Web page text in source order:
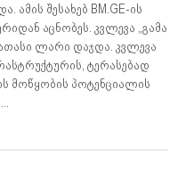
ამის შესახებ BM.GE-ის
აცნობეს. კვლევა „გამა
ლარი დაჯდა. კვლევა
ტერასებად
მოწყობის პოტენციალის